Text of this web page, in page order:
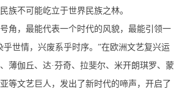
族不可能屹立于世界民族之林。
角，最能代表一个时代的风貌，最能引领一
乎世情，兴废系乎时序。”在欧洲文艺复兴运
薄伽丘、达·芬奇、拉斐尔、米开朗琪罗、蒙
等文艺巨人，发出了新时代的啼声，开启了